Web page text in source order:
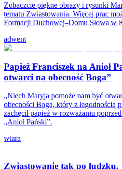
Zobaczcie piękne obrazy i rysunki
tematu Zwiastowania. Więcej prac
Formacji Duchowej–Domu Słowa w
adwent
Papież Franciszek na Anioł
otwarci na obecność Boga”
„Niech Maryja pomoże nam być
obecności Boga, który z łagodnością
zachęcił papież w rozważaniu
„Anioł Pański”.
wiara
Zwiastowanie tak po ludzku.